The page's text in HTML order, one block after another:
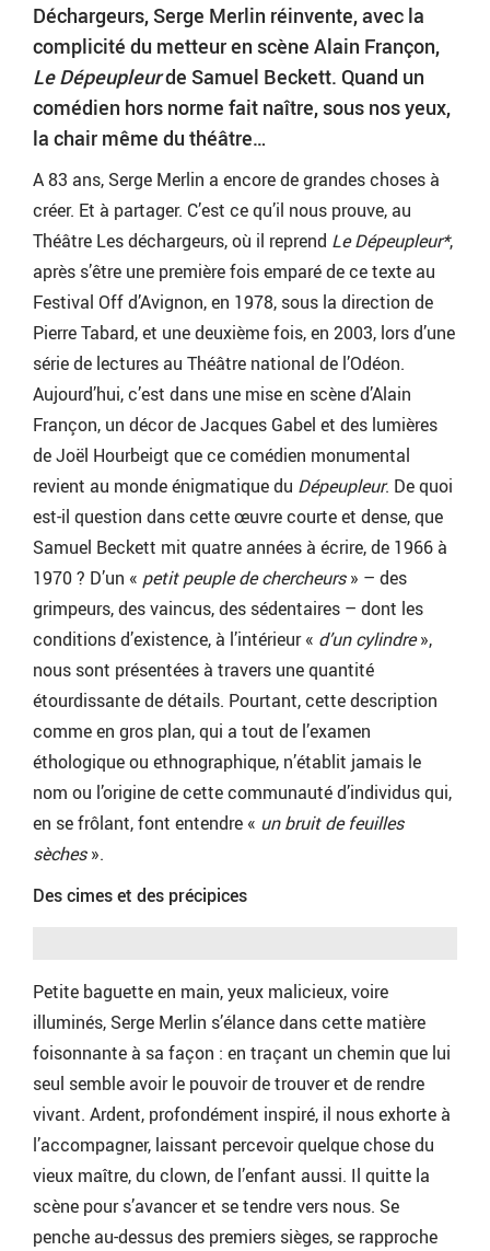
Déchargeurs, Serge Merlin réinvente, avec la
complicité du metteur en scène Alain Françon,
Le Dépeupleurde Samuel Beckett. Quand un
comédien hors norme fait naître, sous nos yeux,
la chair même du théâtre…
A 83 ans, Serge Merlin a encore de grandes choses à
créer. Et à partager. C’est ce qu’il nous prouve, au
Théâtre Les déchargeurs, où il reprend Le Dépeupleur*,
après s’être une première fois emparé de ce texte au
Festival Off d’Avignon, en 1978, sous la direction de
Pierre Tabard, et une deuxième fois, en 2003, lors d’une
série de lectures au Théâtre national de l’Odéon.
Aujourd’hui, c’est dans une mise en scène d’Alain
Françon, un décor de Jacques Gabel et des lumières
de Joël Hourbeigt que ce comédien monumental
revient au monde énigmatique du Dépeupleur. De quoi
est-il question dans cette œuvre courte et dense, que
Samuel Beckett mit quatre années à écrire, de 1966 à
1970 ? D’un « petit peuple de chercheurs» – des
grimpeurs, des vaincus, des sédentaires – dont les
conditions d’existence, à l’intérieur « d’un cylindre»,
nous sont présentées à travers une quantité
étourdissante de détails. Pourtant, cette description
comme en gros plan, qui a tout de l’examen
éthologique ou ethnographique, n’établit jamais le
nom ou l’origine de cette communauté d’individus qui,
en se frôlant, font entendre « un bruit de feuilles
sèches».
Des cimes et des précipices
Petite baguette en main, yeux malicieux, voire
illuminés, Serge Merlin s’élance dans cette matière
foisonnante à sa façon : en traçant un chemin que lui
seul semble avoir le pouvoir de trouver et de rendre
vivant. Ardent, profondément inspiré, il nous exhorte à
l’accompagner, laissant percevoir quelque chose du
vieux maître, du clown, de l’enfant aussi. Il quitte la
scène pour s’avancer et se tendre vers nous. Se
penche au-dessus des premiers sièges, se rapproche